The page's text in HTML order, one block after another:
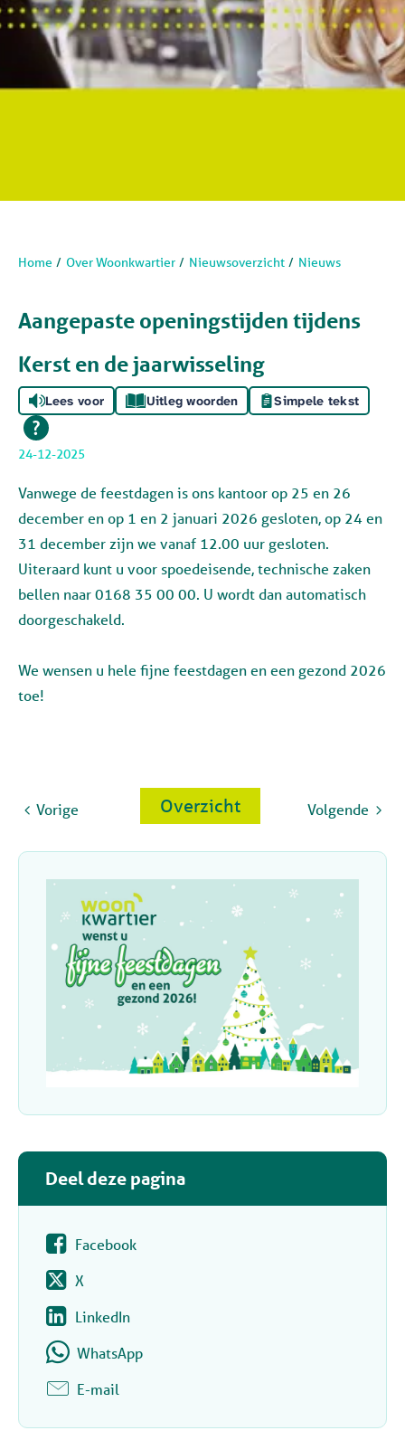
Home Over Woonkwartier Nieuwsoverzicht Nieuws
Aangepaste openingstijden tijdens
Kerst en de jaarwisseling
Lees voor Uitleg woorden Simpele tekst
24-12-2025
Vanwege de feestdagen is ons kantoor op 25 en 26
december en op 1 en 2 januari 2026 gesloten, op 24 en
31 december zijn we vanaf 12.00 uur gesloten.
Uiteraard kunt u voor spoedeisende, technische zaken
bellen naar 0168 35 00 00. U wordt dan automatisch
doorgeschakeld.
We wensen u hele fijne feestdagen en een gezond 2026
toe!
Volgende
Overzicht
Vorige
Deel deze pagina
Facebook
X
LinkedIn
WhatsApp
E-mail